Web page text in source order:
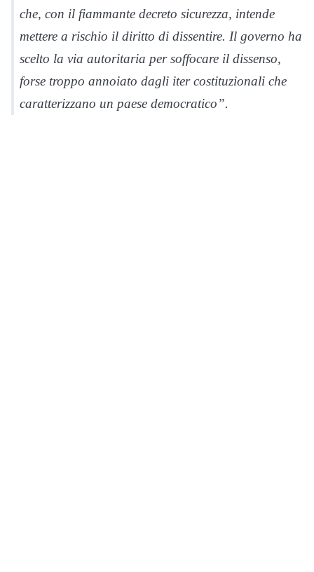
che, con il fiammante decreto sicurezza, intende
mettere a rischio il diritto di dissentire. Il governo ha
scelto la via autoritaria per soffocare il dissenso,
forse troppo annoiato dagli iter costituzionali che
caratterizzano un paese democratico”.